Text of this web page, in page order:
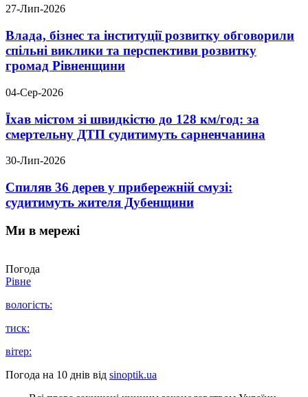
27-Лип-2026
Влада, бізнес та інституції розвитку обговорили
спільні виклики та перспективи розвитку
громад Рівненщини
04-Сер-2026
Їхав містом зі швидкістю до 128 км/год: за
смертельну ДТП судитимуть сарненчанина
30-Лип-2026
Спиляв 36 дерев у прибережній смузі:
судитимуть жителя Дубенщини
Ми в мережі
Погода
Рівне
вологість:
тиск:
вітер:
Погода на 10 днів від sinoptik.ua